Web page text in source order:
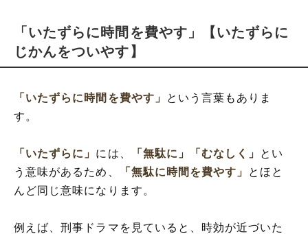
「いたずらに時間を費やす」【いたずらに
じかんをついやす】
「いたずらに時間を費やす」
という言葉もありま
す。
「いたずらに」 には、 「無駄に」 「むなしく」 とい
う意味があるため、
「無駄に時間を費やす」 とほと
んど同じ意味になります。
例えば、刑事ドラマを見ていると、時効が近づいた